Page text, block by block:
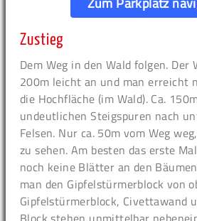
Zustieg
Dem Weg in den Wald folgen. Der
200m leicht an und man erreicht
die Hochfläche (im Wald). Ca.
undeutlichen Steigspuren nach
Felsen. Nur ca. 50m vom Weg
zu sehen. Am besten das erste
noch keine Blätter an den
man den Gipfelstürmerblock von
Gipfelstürmerblock, Civettawand